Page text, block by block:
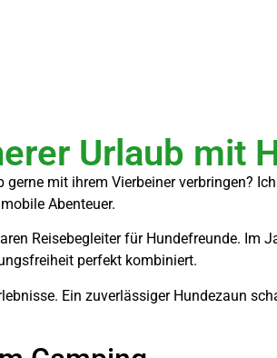
Urlaub mit
mit ihrem Vierbeiner verbringen?
Abenteuer.
Reisebegleiter für Hundefreunde. Im
perfekt kombiniert.
Ein zuverlässiger Hundezaun